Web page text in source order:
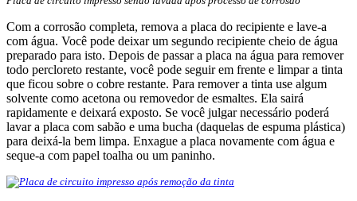
Com a corrosão completa, remova a placa do recipiente e lave-a
com água. Você pode deixar um segundo recipiente cheio de água
preparado para isto. Depois de passar a placa na água para remover
todo percloreto restante, você pode seguir em frente e limpar a tinta
que ficou sobre o cobre restante. Para remover a tinta use algum
solvente como acetona ou removedor de esmaltes. Ela sairá
rapidamente e deixará exposto. Se você julgar necessário poderá
lavar a placa com sabão e uma bucha (daquelas de espuma plástica)
para deixá-la bem limpa. Enxague a placa novamente com água e
seque-a com papel toalha ou um paninho.